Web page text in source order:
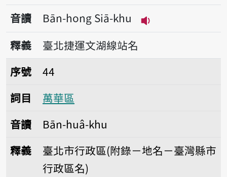
音讀
Bān-hong Siā-khu
播放音讀Bān-
釋義
臺北捷運文湖線站名
序號44萬華區
序號
44
詞目
萬華區
音讀
Bān-huâ-khu
釋義
臺北市行政區(附錄－地名－臺灣縣市
行政區名)